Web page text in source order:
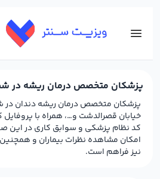
پزشکان متخصص درمان ریشه در
پزشکان متخصص درمان ریشه دندان در
خیابان قصرالدشت و…، همراه با
کد نظام پزشکی و سوابق کاری در این
امکان مشاهده نظرات بیماران و همچنین،
نیز فراهم است.